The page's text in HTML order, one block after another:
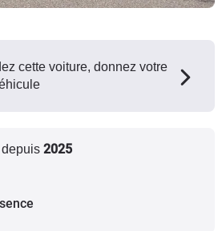
cette voiture, donnez votre
2025